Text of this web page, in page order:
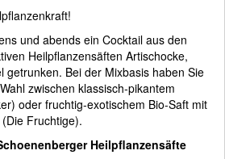
und abends ein Cocktail aus den
Heilpflanzensäften Artischocke,
Bei der Mixbasis haben Sie 
zwischen klassisch-pikantem
oder fruchtig-exotischem Bio-Saft mit
Fruchtige).
Heilpflanzensäfte